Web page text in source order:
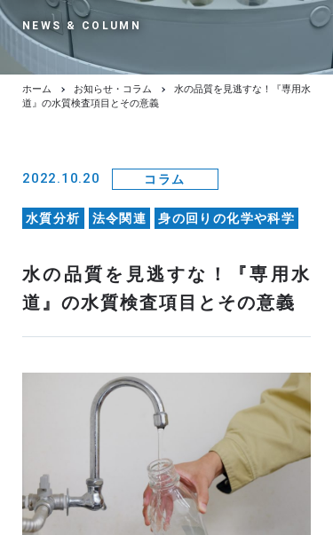
NEWS & COLUMN
ホーム お知らせ・コラム
水の品質を見逃すな！『専用水
道』の水質検査項目とその意義
2022.10.20 コラム
水質分析 法令関連 身の回りの化学や科学
水の品質を見逃すな！『専用水
道』の水質検査項目とその意義